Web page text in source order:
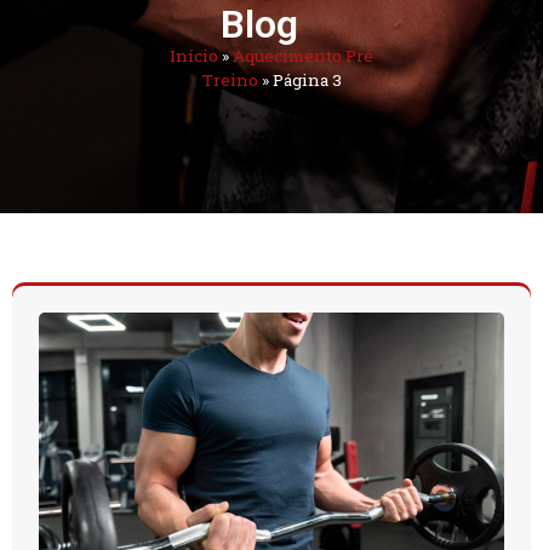
Blog
Início»Aquecimento Pré
Treino »Página 3